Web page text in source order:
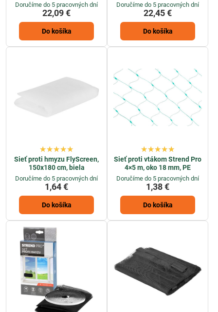
Doručíme do 5 pracovných dní
22,09 €
Do košíka
Doručíme do 5 pracovných dní
22,45 €
Do košíka
Sieť proti hmyzu FlyScreen,
150x180 cm, biela
Doručíme do 5 pracovných dní
1,64 €
Do košíka
Sieť proti vtákom Strend Pro
4×5 m, oko 18 mm, PE
Doručíme do 5 pracovných dní
1,38 €
Do košíka